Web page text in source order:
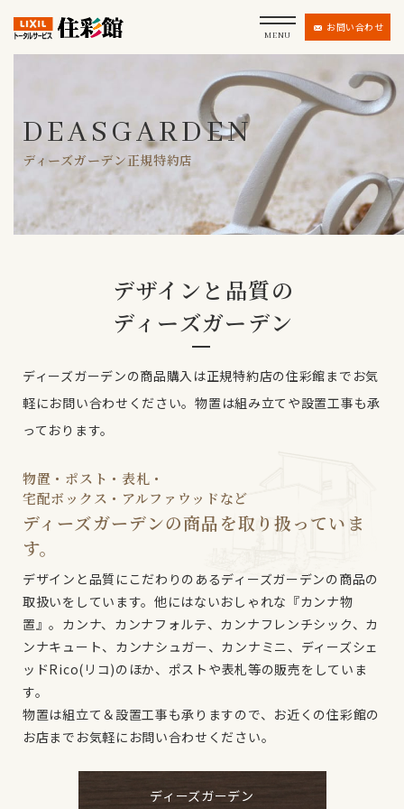
MENU
お問い合わせ
DEASGARDEN
ディーズガーデン正規特約店
デザインと品質の
ディーズガーデン
ディーズガーデンの商品購入は正規特約店の住彩館までお気
軽にお問い合わせください。物置は組み立てや設置工事も承
っております。
物置・ポスト・表札・
宅配ボックス・アルファウッドなど
ディーズガーデンの商品を取り扱っていま
す。
デザインと品質にこだわりのあるディーズガーデンの商品の
取扱いをしています。他にはないおしゃれな『カンナ物
置』。カンナ、カンナフォルテ、カンナフレンチシック、カ
ンナキュート、カンナシュガー、カンナミニ、ディーズシェ
ッドRico(リコ)のほか、ポストや表札等の販売をしていま
す。
物置は組立て＆設置工事も承りますので、お近くの住彩館の
お店までお気軽にお問い合わせください。
ディーズガーデン